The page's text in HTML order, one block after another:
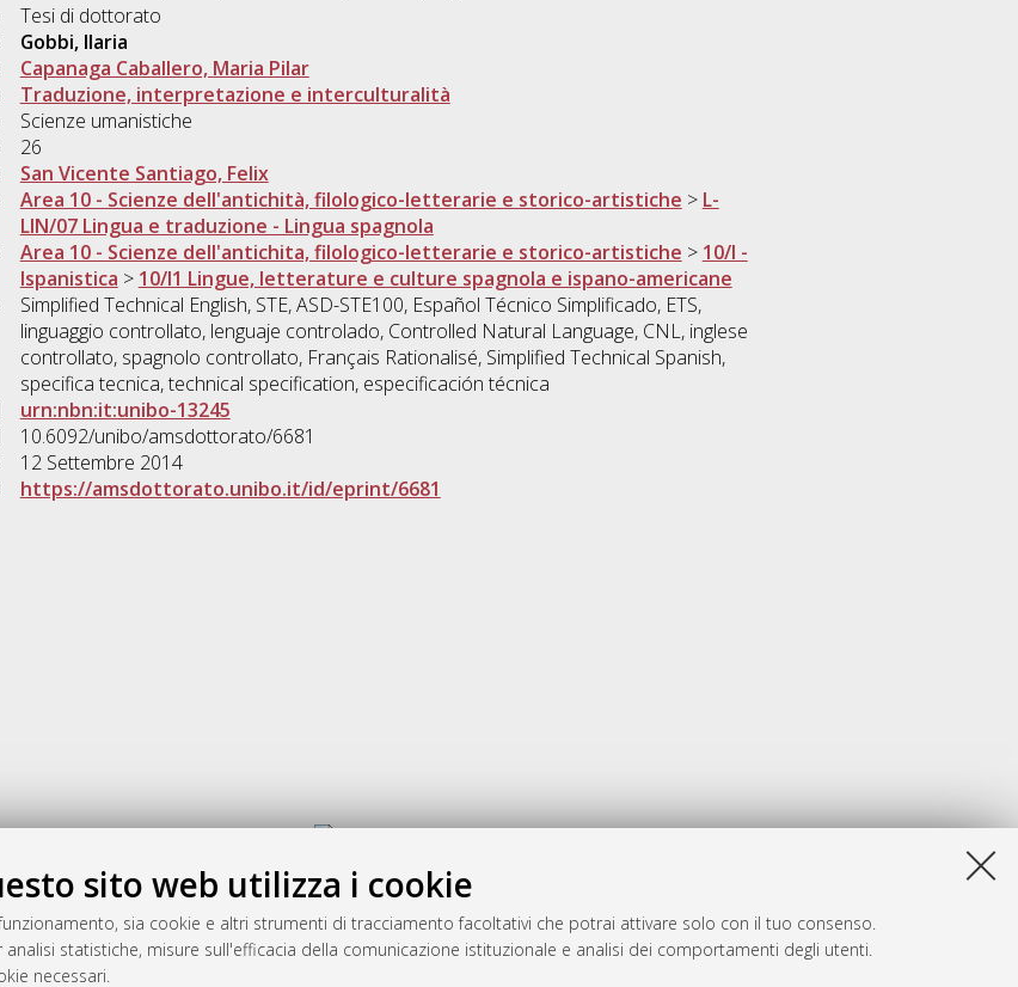
sito web utilizza i cookie
sia cookie e altri strumenti di tracciamento facoltativi che potrai attivare solo con il tuo consenso.
statistiche, misure sull'efficacia della comunicazione istituzionale e analisi dei comportamenti degli utenti.
necessari.
Tesi di dottorato
Gobbi, Ilaria
Capanaga Caballero, Maria Pilar
Traduzione, interpretazione e interculturalità
Scienze umanistiche
26
San Vicente Santiago, Felix
Area 10 - Scienze dell'antichità, filologico-letterarie e storico-artistiche > L-
LIN/07 Lingua e traduzione - Lingua spagnola
Area 10 - Scienze dell'antichita, filologico-letterarie e storico-artistiche > 10/I -
Ispanistica > 10/I1 Lingue, letterature e culture spagnola e ispano-americane
Simplified Technical English, STE, ASD-STE100, Español Técnico Simplificado, ETS,
linguaggio controllato, lenguaje controlado, Controlled Natural Language, CNL, inglese
controllato, spagnolo controllato, Français Rationalisé, Simplified Technical Spanish,
specifica tecnica, technical specification, especificación técnica
urn:nbn:it:unibo-13245
10.6092/unibo/amsdottorato/6681
12 Settembre 2014
https://amsdottorato.unibo.it/id/eprint/6681